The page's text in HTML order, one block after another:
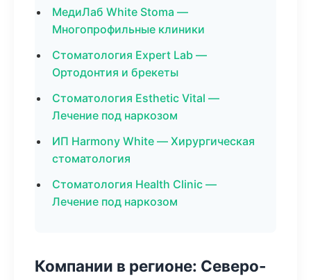
МедиЛаб White Stoma —
Многопрофильные клиники
Стоматология Expert Lab —
Ортодонтия и брекеты
Стоматология Esthetic Vital —
Лечение под наркозом
ИП Harmony White — Хирургическая
стоматология
Стоматология Health Clinic —
Лечение под наркозом
Компании в регионе: Северо-